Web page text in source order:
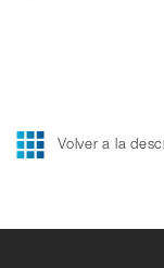
Volver a la